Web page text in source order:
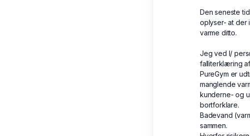
Den seneste
oplyser- at der
varme ditto.
Jeg ved I/
falliterklæring
PureGym er
manglende
kunderne- og
bortforklare.
Badevand
sammen.